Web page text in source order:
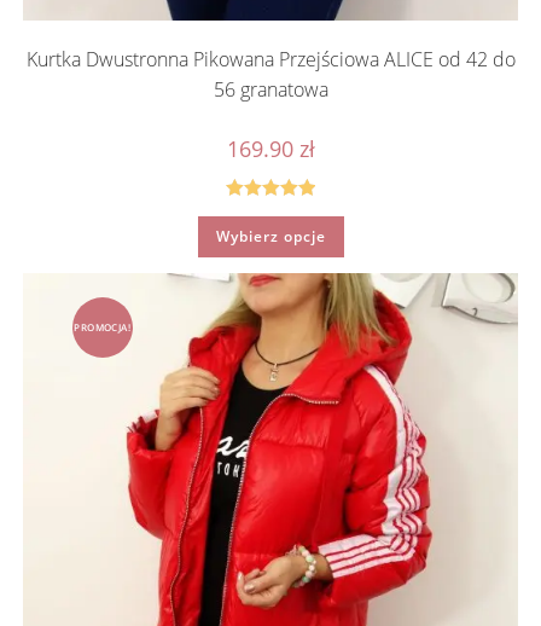
Kurtka Dwustronna Pikowana Przejściowa ALICE od 42 do
56 granatowa
169.90 zł
Oceniono
5.00na 5
Wybierz opcje
Ten
ma
wiele
wariantów.
Opcje
można
wybrać
na
stronie
produktu
PROMOCJA!